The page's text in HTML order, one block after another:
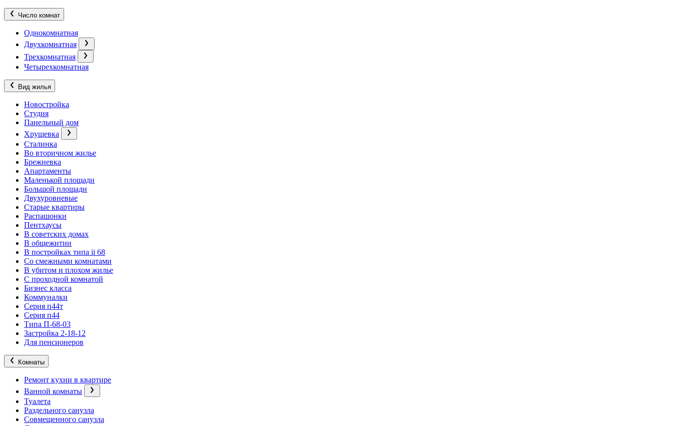
Число комнат
Однокомнатная
Двухкомнатная
Трехкомнатная
Четырехкомнатная
Вид жилья
Новостройка
Студия
Панельный дом
Хрущевка
Сталинка
Во вторичном жилье
Брежневка
Апартаменты
Маленькой площади
Большой площади
Двухуровневые
Старые квартиры
Распашонки
Пентхаусы
В советских домах
В общежитии
В постройках типа ii 68
Со смежными комнатами
В убитом и плохом жилье
С проходной комнатой
Бизнес класса
Коммуналки
Серия п44т
Серия п44
Типа П-68-03
Застройка 2-18-12
Для пенсионеров
Комнаты
Ремонт кухни в квартире
Ванной комнаты
Туалета
Раздельного санузла
Совмещенного санузла